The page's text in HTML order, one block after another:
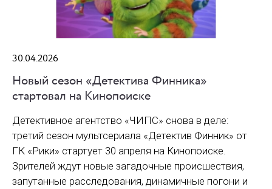
30.04.2026
Новый сезон «Детектива Финника»
стартовал на Кинопоиске
Детективное агентство «ЧИПС» снова в деле:
третий сезон мультсериала «Детектив Финник» от
ГК «Рики» стартует 30 апреля на Кинопоиске.
Зрителей ждут новые загадочные происшествия,
запутанные расследования, динамичные погони и